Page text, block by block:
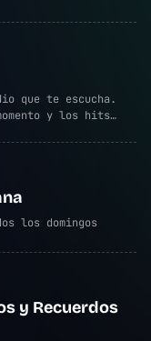
que te escucha.
y los hits
los domingos
y Recuerdos